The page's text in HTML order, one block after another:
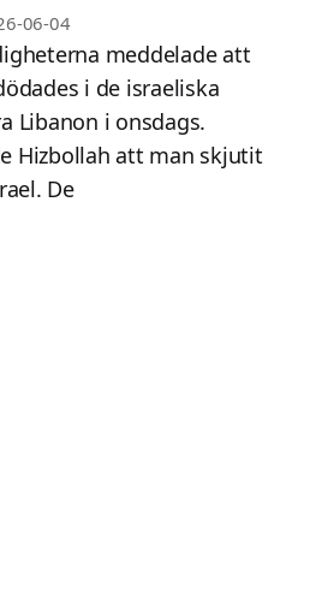
06-04
meddelade att
i de israeliska
Libanon i onsdags.
Hizbollah att man skjutit
De